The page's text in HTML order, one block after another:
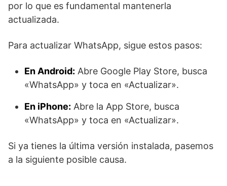
por lo que es fundamental mantenerla
actualizada.
Para actualizar WhatsApp, sigue estos pasos:
En Android: Abre Google Play Store, busca
«WhatsApp» y toca en «Actualizar».
En iPhone: Abre la App Store, busca
«WhatsApp» y toca en «Actualizar».
Si ya tienes la última versión instalada, pasemos
a la siguiente posible causa.